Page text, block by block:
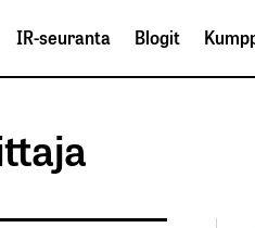
IR-seuranta Blogit